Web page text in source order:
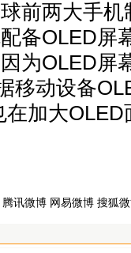
两大手机
备OLED屏
为OLED屏
移动设备
在加大
腾讯微博 网易微博 搜狐